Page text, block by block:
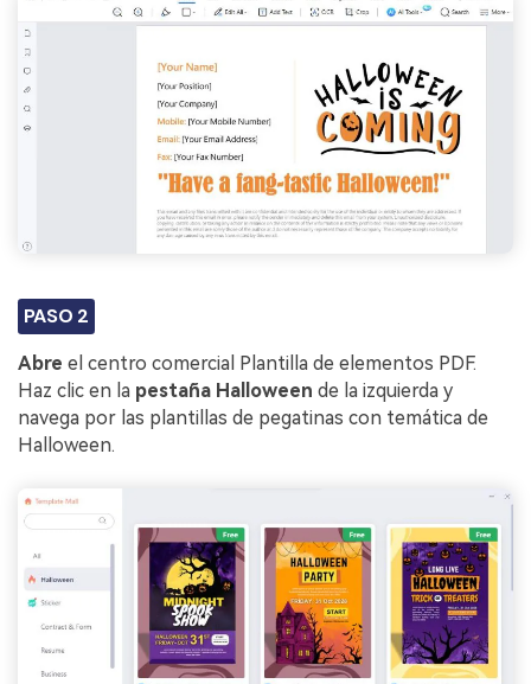
PASO 2
Abre el centro comercial Plantilla de elementos PDF.
Haz clic en la pestaña Halloween de la izquierda y
navega por las plantillas de pegatinas con temática de
Halloween.